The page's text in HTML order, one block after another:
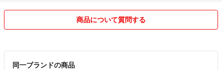
商品について質問する
同一ブランドの商品